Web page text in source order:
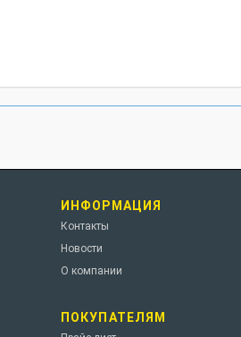
ИНФОРМАЦИЯ
Контакты
Новости
О компании
ПОКУПАТЕЛЯМ